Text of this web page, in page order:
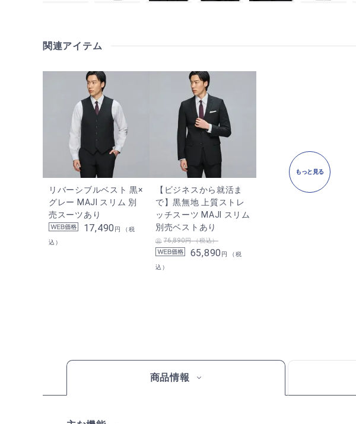
関連アイテム
リバーシブルベスト 黒×
グレー MAJI スリム 別
売スーツあり
17,490 円 （税
込）
【ビジネスから就活ま
で】黒無地 上質ストレ
ッチスーツ MAJI スリム
別売ベストあり
76,890円 （税込）
65,890 円 （税
込）
もっと見る
商品情報